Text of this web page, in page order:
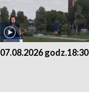
07.08.2026 godz.18:30